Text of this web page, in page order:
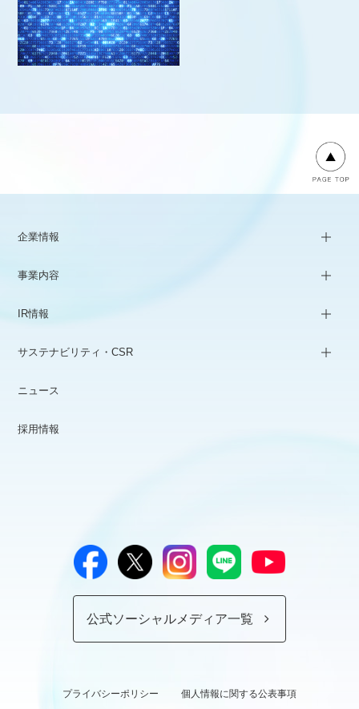
企業情報
事業内容
IR情報
サステナビリティ・CSR
ニュース
採用情報
公式ソーシャルメディア一覧
プライバシーポリシー 個人情報に関する公表事項